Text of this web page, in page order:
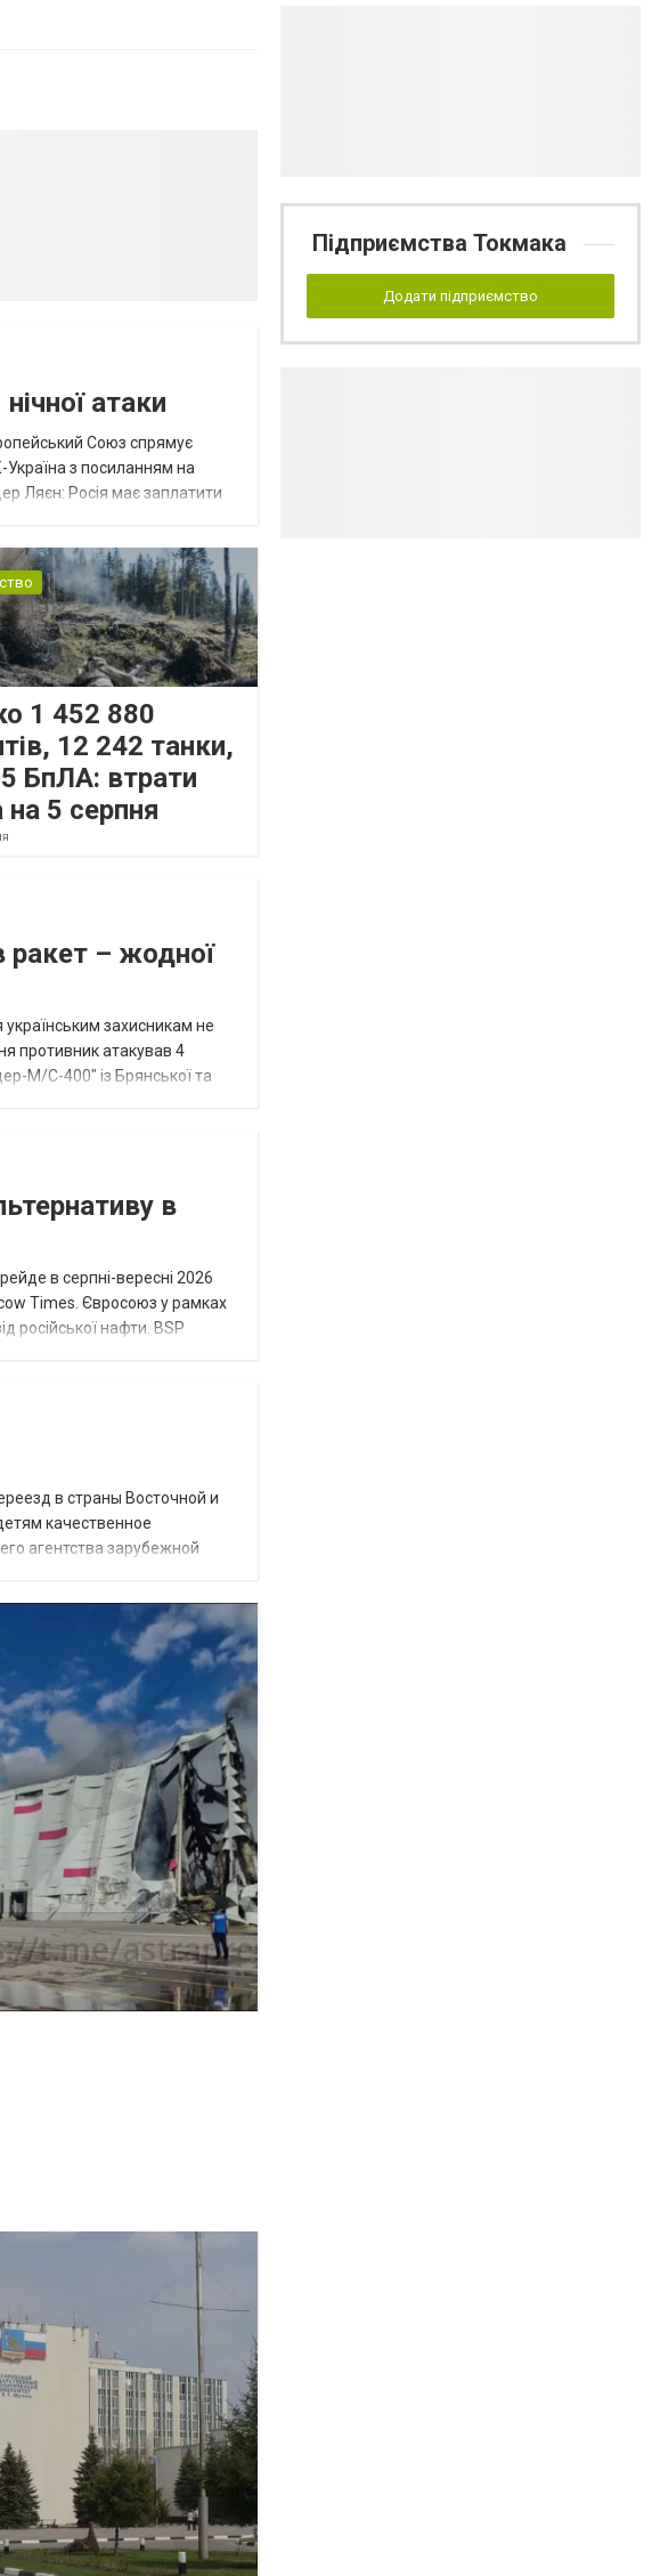
атаки
Союз спрямує
Україна з посиланням на
Ляєн: Росія має заплатити
1 452 880
12 242 танки,
БпЛА: втрати
на 5 серпня
ракет – жодної
захисникам не
противник атакував 4
М/С-400" із Брянської та
в
в серпні-вересні 2026
Times. Євросоюз у рамках
російської нафти. BSP
в страны Восточной и
качественное
агентства зарубежной
Підприємства Токмака
Додати підприємство